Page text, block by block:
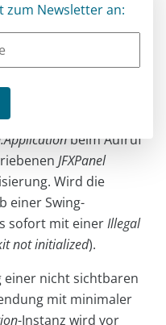
aus Swing-Fenster
ist stets die
nötig, das erfolgt
durch die
beim Aufruf
JFXPanel
Wird die
einer Swing-
sofort mit einerIllegal
not initialized).
einer nicht sichtbaren
mit minimaler
-Instanz wird vor
zum Newsletter an: